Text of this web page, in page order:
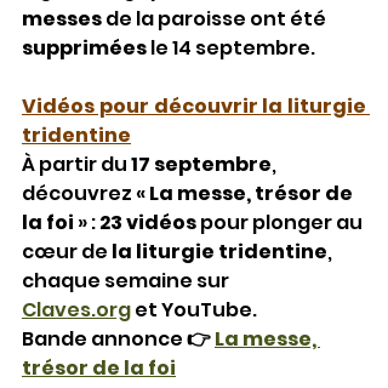
messes de la paroisse ont été
supprimées le 14 septembre.
Vidéos pour découvrir la liturgie
tridentine
À partir du 17 septembre,
découvrez « La messe, trésor de
la foi » : 23 vidéos pour plonger au
cœur de la liturgie tridentine,
chaque semaine sur
Claves.org et YouTube.
Bande annonce 👉 La messe,
trésor de la foi